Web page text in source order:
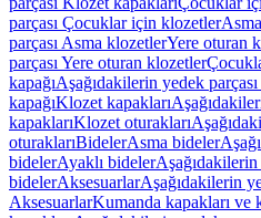
parçası Çocuklar için klozetler
parçası Asma klozetlerYere oturan
parçası Yere oturan klozetler
kapağıAşağıdakilerin yedek
kapağıKlozet kapakları
kapaklarıKlozet oturakları
oturaklarıBidelerAsma bideler
bidelerAyaklı bidelerAşağıdakilerin
bidelerAksesuarlarAşağıdakilerin
AksesuarlarKumanda kapakları ve